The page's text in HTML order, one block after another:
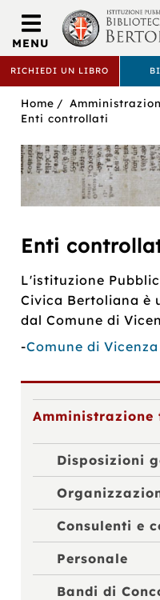
BIBLIOTECA
CIVICA
BERTOLIANA
RICHIEDI UN LIBRO
MENU
Sei
in:
Home
Enti controllati
Enti
L'istituzione
Civica Bertoliana è
dal Comune di
-Comune di
Amministrazione
Disposizioni
Consulenti e
Personale
Bandi di